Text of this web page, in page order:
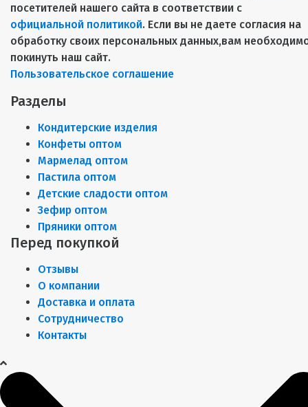
посетителей нашего сайта в соответствии с
официальной политикой. Если вы не даете согласия на
обработку своих персональных данных,вам
покинуть наш сайт.
Пользовательское соглашение
Разделы
Кондитерские изделия
Конфеты оптом
Мармелад оптом
Пастила оптом
Детские сладости оптом
Зефир оптом
Пряники оптом
Перед покупкой
Отзывы
О компании
Доставка и оплата
Сотрудничество
Контакты